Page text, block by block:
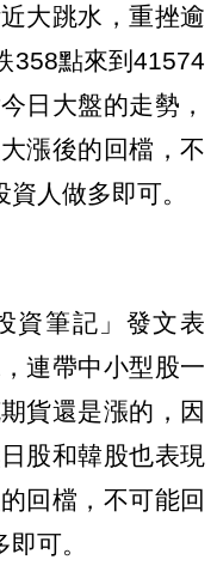
大跳水，重挫逾
358點來到41574
日大盤的走勢，
漲後的回檔，不
人做多即可。
資筆記」發文表
連帶中小型股一
貨還是漲的，因
股和韓股也表現
回檔，不可能回
可。